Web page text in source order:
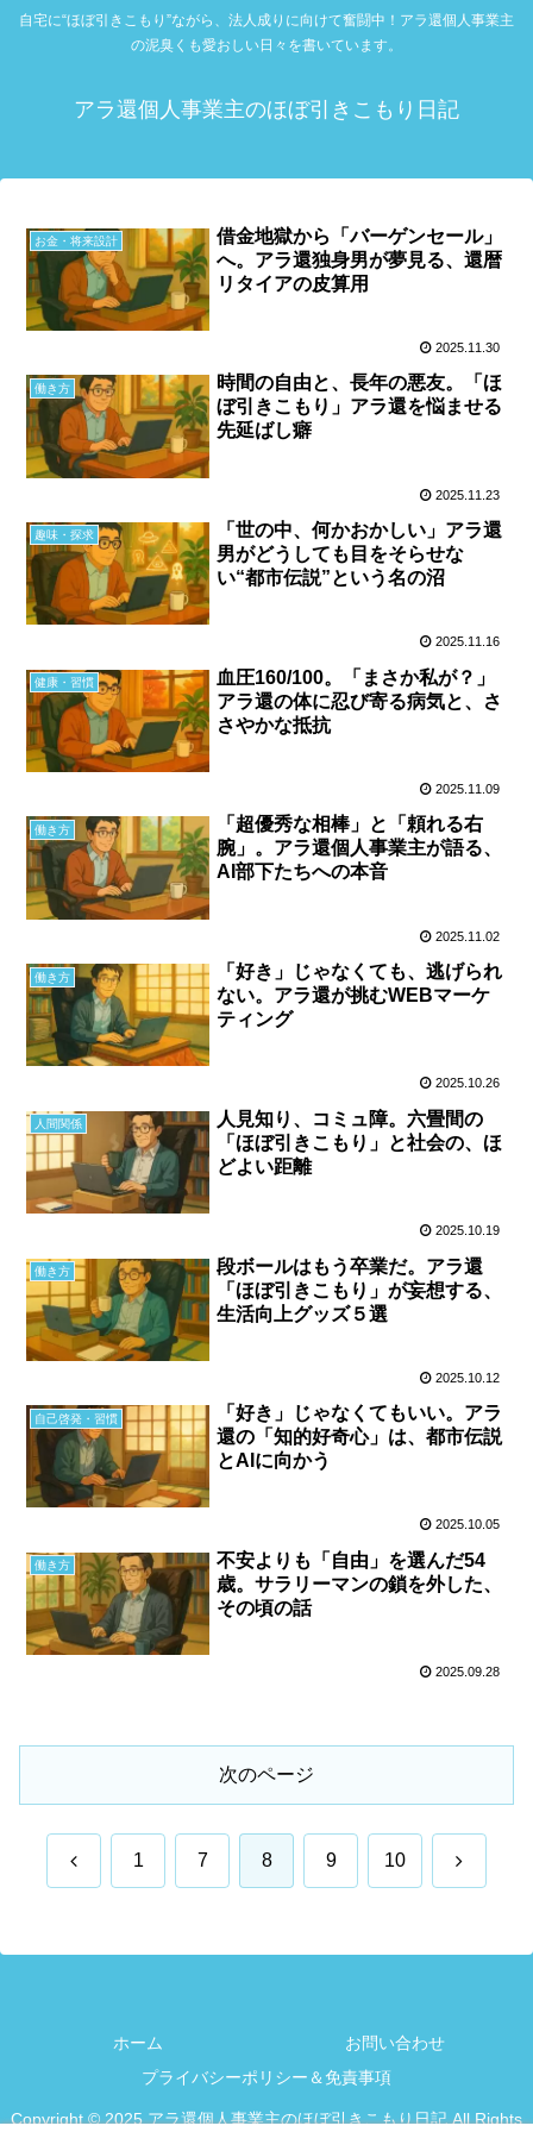
自宅に“ほぼ引きこもり”ながら、法人成りに向けて奮闘中！アラ還個人事業主
の泥臭くも愛おしい日々を書いています。
アラ還個人事業主のほぼ引きこもり日記
お金・将来設計
借金地獄から「バーゲンセール」
へ。アラ還独身男が夢見る、還暦
リタイアの皮算用
2025.11.30
働き方
時間の自由と、長年の悪友。「ほ
ぼ引きこもり」アラ還を悩ませる
先延ばし癖
2025.11.23
趣味・探求
「世の中、何かおかしい」アラ還
男がどうしても目をそらせな
い“都市伝説”という名の沼
2025.11.16
健康・習慣
血圧160/100。「まさか私が？」
アラ還の体に忍び寄る病気と、さ
さやかな抵抗
2025.11.09
働き方
「超優秀な相棒」と「頼れる右
腕」。アラ還個人事業主が語る、
AI部下たちへの本音
2025.11.02
働き方
「好き」じゃなくても、逃げられ
ない。アラ還が挑むWEBマーケ
ティング
2025.10.26
人間関係
人見知り、コミュ障。六畳間の
「ほぼ引きこもり」と社会の、ほ
どよい距離
2025.10.19
働き方
段ボールはもう卒業だ。アラ還
「ほぼ引きこもり」が妄想する、
生活向上グッズ５選
2025.10.12
自己啓発・習慣
「好き」じゃなくてもいい。アラ
還の「知的好奇心」は、都市伝説
とAIに向かう
2025.10.05
働き方
不安よりも「自由」を選んだ54
歳。サラリーマンの鎖を外した、
その頃の話
2025.09.28
次のページ
前 1 7 8 9 10 次
ホーム
お問い合わせ
プライバシーポリシー＆免責事項
Copyright © 2025 アラ還個人事業主のほぼ引きこもり日記 All Rights